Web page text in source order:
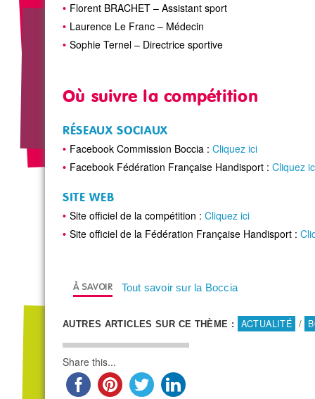
Florent BRACHET – Assistant sport
Laurence Le Franc – Médecin
Sophie Ternel – Directrice sportive
Où suivre la compétition
RÉSEAUX SOCIAUX
Facebook Commission Boccia : Cliquez ici
Facebook Fédération Française Handisport : Cliquez
SITE WEB
Site officiel de la compétition : Cliquez ici
Site officiel de la Fédération Française Handisport :
Tout savoir sur la Boccia
AUTRES ARTICLES SUR CE THÈME : ACTUALITÉ /
Share this...